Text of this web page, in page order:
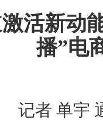
活新动
播”电
记者 单宇